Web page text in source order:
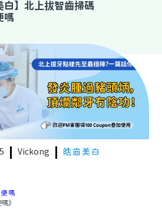
白】 北上拔智齒掃碼
嗎
Vickong 皓齒美白
嗎
》